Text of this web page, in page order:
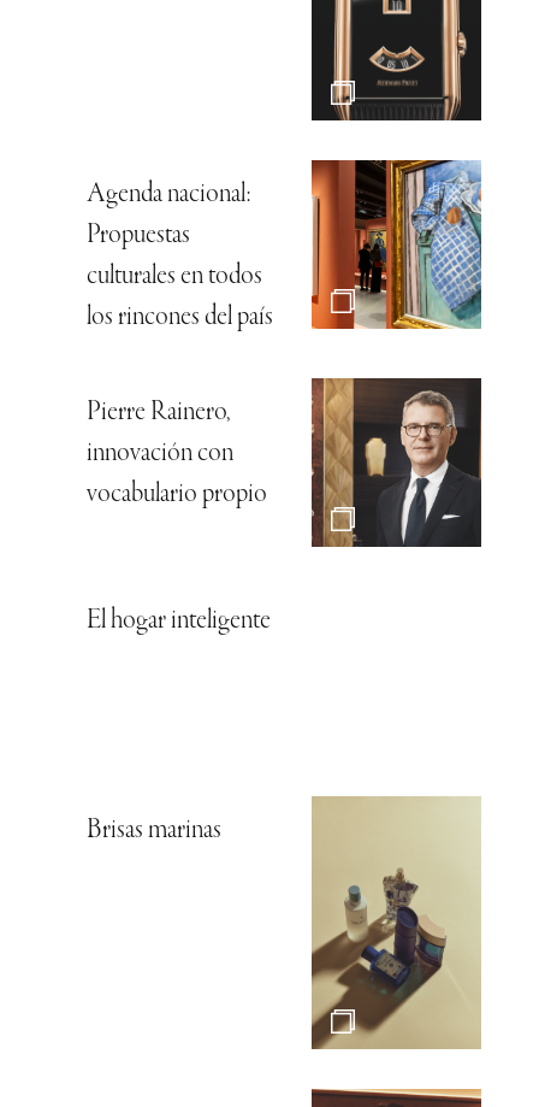
Agenda nacional:
Propuestas
culturales en todos
los rincones del país
Pierre Rainero,
innovación con
vocabulario propio
El hogar inteligente
Brisas marinas